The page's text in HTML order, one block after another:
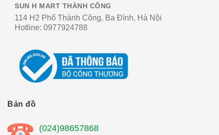
SUN H MART THÀNH CÔNG
114 H2 Phố Thành Công, Ba Đình, Hà Nội
Hotline: 0977924788
Bản đồ
(024)98657868